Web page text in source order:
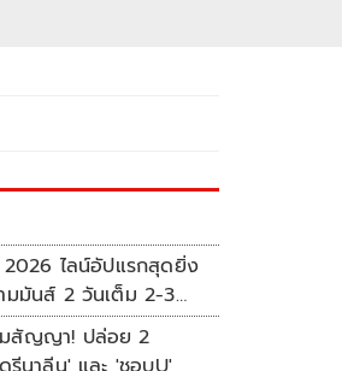
ไลน์อัปแรกสุดยิ่ง
มมันส์ 2 วันเต็ม 2-3
สัญญา! ปล่อย 2